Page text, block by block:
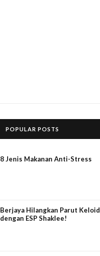
POPULAR POSTS
8 Jenis Makanan Anti-Stress
Berjaya Hilangkan Parut Keloid
dengan ESP Shaklee!